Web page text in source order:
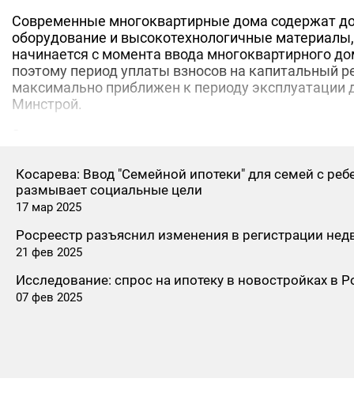
Современные многоквартирные дома содержат
оборудование и высокотехнологичные
начинается с момента ввода многоквартирного
поэтому период уплаты взносов на капитальный
максимально приближен к периоду эксплуатации
Минстрой.
наличия лифта в доме или наличия или
оплате выполненных работ по капремонту.
Косарева: Ввод "Семейной ипотеки" для семей с
размывает социальные цели
17 мар 2025
Росреестр разъяснил изменения в регистрации
21 фев 2025
Исследование: спрос на ипотеку в новостройках в
07 фев 2025